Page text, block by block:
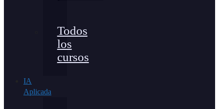
Todos
los
cursos
IA
Aplicada